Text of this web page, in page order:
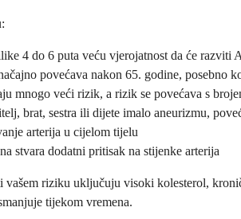
4 do 6 puta veću vjerojatnost da će razviti
povećava nakon 65. godine, posebno
mnogo veći rizik, a rizik se povećava s
brat, sestra ili dijete imalo aneurizmu,
arterija u cijelom tijelu
stvara dodatni pritisak na stijenke arterija
riziku uključuju visoki kolesterol,
tijekom vremena.